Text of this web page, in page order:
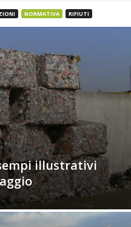
NORMATIVA RIFIUTI
illustrativi